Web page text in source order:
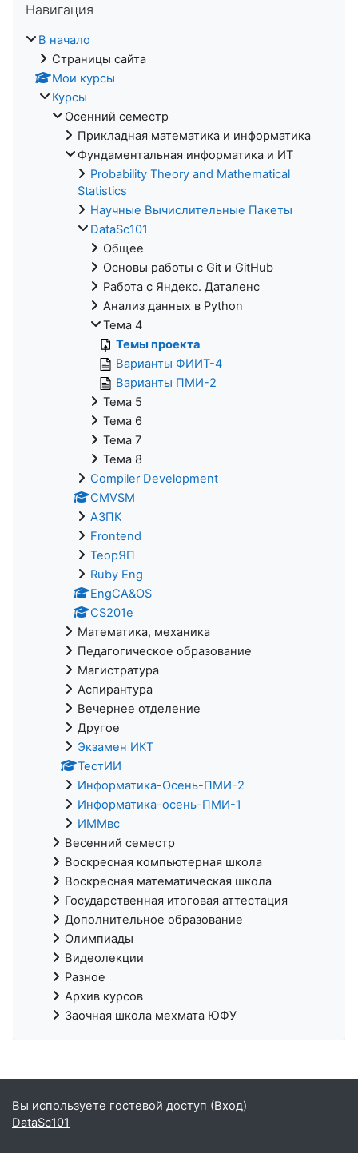
Навигация
В начало
Страницы сайта
Мои курсы
Курсы
Осенний семестр
Прикладная математика и информатика
Фундаментальная информатика и ИТ
Probability Theory and Mathematical
Statistics
Научные Вычислительные Пакеты
DataSc101
Общее
Основы работы с Git и GitHub
Работа с Яндекс. Даталенс
Анализ данных в Python
Тема 4
Темы проекта
Варианты ФИИТ-4
Варианты ПМИ-2
Тема 5
Тема 6
Тема 7
Тема 8
Compiler Development
CMVSM
АЗПК
Frontend
ТеорЯП
Ruby Eng
EngCA&OS
CS201e
Математика, механика
Педагогическое образование
Магистратура
Аспирантура
Вечернее отделение
Другое
Экзамен ИКТ
ТестИИ
Информатика-Осень-ПМИ-2
Информатика-осень-ПМИ-1
ИММвс
Весенний семестр
Воскресная компьютерная школа
Воскресная математическая школа
Государственная итоговая аттестация
Дополнительное образование
Олимпиады
Видеолекции
Разное
Архив курсов
Заочная школа мехмата ЮФУ
Вы используете гостевой доступ (Вход)
DataSc101